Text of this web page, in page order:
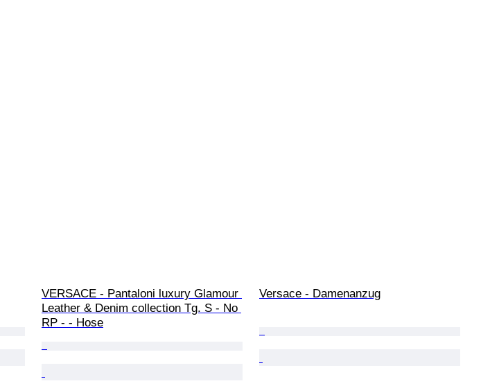
VERSACE - Pantaloni luxury Glamour
Leather & Denim collection Tg. S - No
RP - - Hose
Versace - Damenanzug